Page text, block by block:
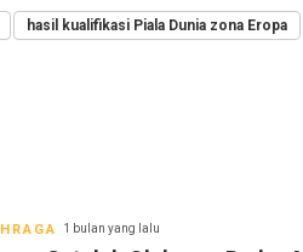
hasil kualifikasi Piala Dunia zona Eropa
1 bulan yang lalu